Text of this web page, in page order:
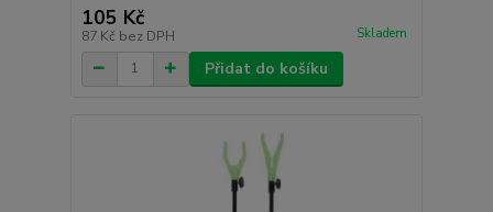
105 Kč
87 Kč bez DPH Skladem
Přidat do košíku